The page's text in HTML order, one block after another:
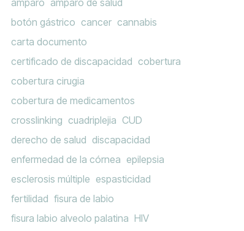
amparo amparo de salud
botón gástrico cancer cannabis
carta documento
certificado de discapacidad cobertura
cobertura cirugia
cobertura de medicamentos
crosslinking cuadriplejia CUD
derecho de salud discapacidad
enfermedad de la córnea epilepsia
esclerosis múltiple espasticidad
fertilidad fisura de labio
fisura labio alveolo palatina HIV